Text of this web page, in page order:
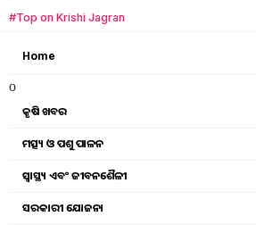
#Top on Krishi Jagran
Home
o
କୃଷି ଖବର
ମତ୍ସ୍ୟ ଓ ପଶୁ ପାଳନ
ସ୍ୱାସ୍ଥ୍ୟ ଏବଂ ଜୀବନଶୈଳୀ
ସରକାରୀ ଯୋଜନା
କୃଷି ଖବର